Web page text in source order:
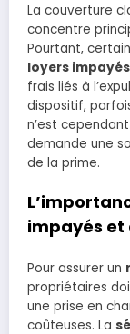
La couverture
concentre
Pourtant,
loyers impayés
frais liés à
dispositif,
n’est
demande une
de la prime.
impayés et
Pour assurer un
propriétaires
une prise en
coûteuses. La